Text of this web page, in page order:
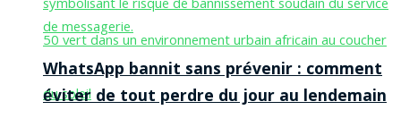
WhatsApp bannit sans prévenir : comment
éviter de tout perdre du jour au lendemain